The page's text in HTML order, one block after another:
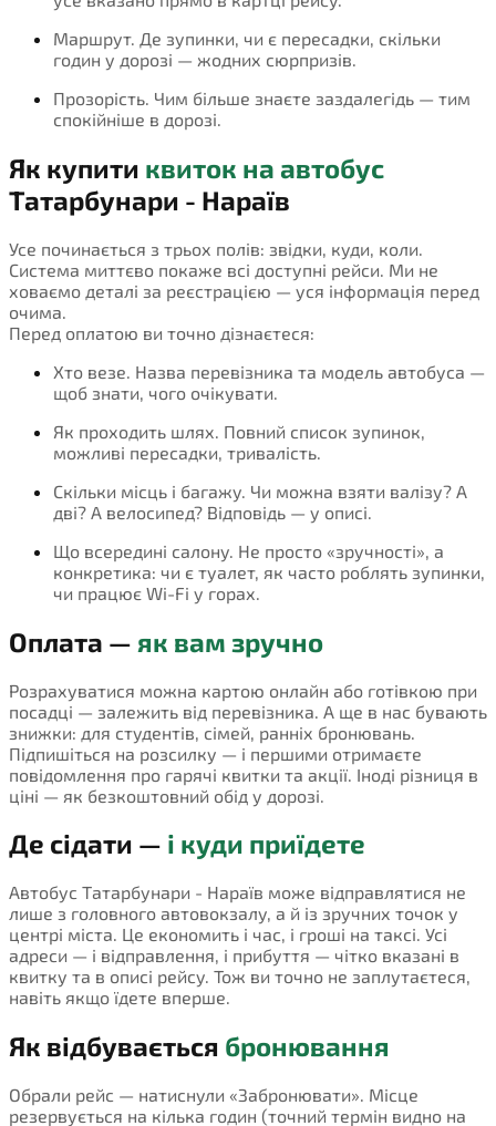
Маршрут. Де зупинки, чи є пересадки, скільки
годин у дорозі — жодних сюрпризів.
Прозорість. Чим більше знаєте заздалегідь — тим
спокійніше в дорозі.
Як купити квиток на автобус
Татарбунари - Нараїв
Усе починається з трьох полів: звідки, куди, коли.
Система миттєво покаже всі доступні рейси. Ми не
ховаємо деталі за реєстрацією — уся інформація перед
очима.
Перед оплатою ви точно дізнаєтеся:
Хто везе. Назва перевізника та модель автобуса —
щоб знати, чого очікувати.
Як проходить шлях. Повний список зупинок,
можливі пересадки, тривалість.
Скільки місць і багажу. Чи можна взяти валізу? А
дві? А велосипед? Відповідь — у описі.
Що всередині салону. Не просто «зручності», а
конкретика: чи є туалет, як часто роблять зупинки,
чи працює Wi-Fi у горах.
Оплата — як вам зручно
Розрахуватися можна картою онлайн або готівкою при
посадці — залежить від перевізника. А ще в нас бувають
знижки: для студентів, сімей, ранніх бронювань.
Підпишіться на розсилку — і першими отримаєте
повідомлення про гарячі квитки та акції. Іноді різниця в
ціні — як безкоштовний обід у дорозі.
Де сідати — і куди приїдете
Автобус Татарбунари - Нараїв може відправлятися не
лише з головного автовокзалу, а й із зручних точок у
центрі міста. Це економить і час, і гроші на таксі. Усі
адреси — і відправлення, і прибуття — чітко вказані в
квитку та в описі рейсу. Тож ви точно не заплутаєтеся,
навіть якщо їдете вперше.
Як відбувається бронювання
Обрали рейс — натиснули «Забронювати». Місце
резервується на кілька годин (точний термін видно на